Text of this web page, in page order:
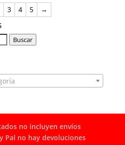
3 4 5 →
Buscar
no incluyen envíos
Pal no hay devoluciones